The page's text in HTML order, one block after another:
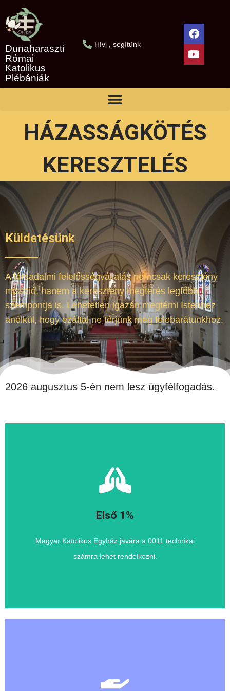
Dunaharaszti
Római
Katolikus
Plébániák
Hívj , segítünk
HÁZASSÁGKÖTÉS
KERESZTELÉS
Küldetésünk
A társadalmi felelősségvállalás nemcsak keresztény
misszió, hanem a keresztény megtérés legfőbb
szempontja is. Lehetetlen igazán megtérni Istenhez
anélkül, hogy ezáltal ne térjünk meg felebarátunkhoz.
2026 augusztus 5-én nem lesz ügyfélfogadás.
Első 1%
Magyar Katolikus Egyház javára a 0011 technikai
számra lehet rendelkezni.
1% az Egyházak számára
Az adóbevallás során az első 1%-al kérjük támogassa a
Katolikus Egyházat.
Templomért” Alapítvány-t a 18702563-1-13 adószámon.